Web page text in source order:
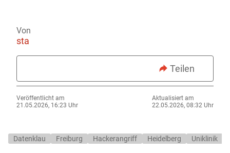
Von
sta
Teilen
Veröffentlicht am
21.05.2026, 16:23 Uhr
Aktualisiert am
22.05.2026, 08:32 Uhr
Datenklau Freiburg Hackerangriff Heidelberg Uniklinik